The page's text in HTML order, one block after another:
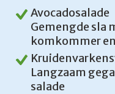
Avocadosalade
Gemengde sla
komkommer
Langzaam
salade